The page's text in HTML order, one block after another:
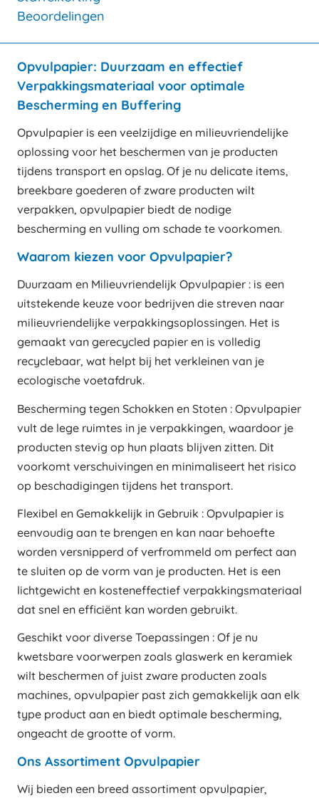
Beoordelingen
Opvulpapier: Duurzaam en effectief
Verpakkingsmateriaal voor optimale
Bescherming en Buffering
Opvulpapier is een veelzijdige en milieuvriendelijke
oplossing voor het beschermen van je producten
tijdens transport en opslag. Of je nu delicate items,
breekbare goederen of zware producten wilt
verpakken, opvulpapier biedt de nodige
bescherming en vulling om schade te voorkomen.
Waarom kiezen voor Opvulpapier?
Duurzaam en Milieuvriendelijk Opvulpapier : is een
uitstekende keuze voor bedrijven die streven naar
milieuvriendelijke verpakkingsoplossingen. Het is
gemaakt van gerecycled papier en is volledig
recyclebaar, wat helpt bij het verkleinen van je
ecologische voetafdruk.
Bescherming tegen Schokken en Stoten : Opvulpapier
vult de lege ruimtes in je verpakkingen, waardoor je
producten stevig op hun plaats blijven zitten. Dit
voorkomt verschuivingen en minimaliseert het risico
op beschadigingen tijdens het transport.
Flexibel en Gemakkelijk in Gebruik : Opvulpapier is
eenvoudig aan te brengen en kan naar behoefte
worden versnipperd of verfrommeld om perfect aan
te sluiten op de vorm van je producten. Het is een
lichtgewicht en kosteneffectief verpakkingsmateriaal
dat snel en efficiënt kan worden gebruikt.
Geschikt voor diverse Toepassingen : Of je nu
kwetsbare voorwerpen zoals glaswerk en keramiek
wilt beschermen of juist zware producten zoals
machines, opvulpapier past zich gemakkelijk aan elk
type product aan en biedt optimale bescherming,
ongeacht de grootte of vorm.
Ons Assortiment Opvulpapier
Wij bieden een breed assortiment opvulpapier,